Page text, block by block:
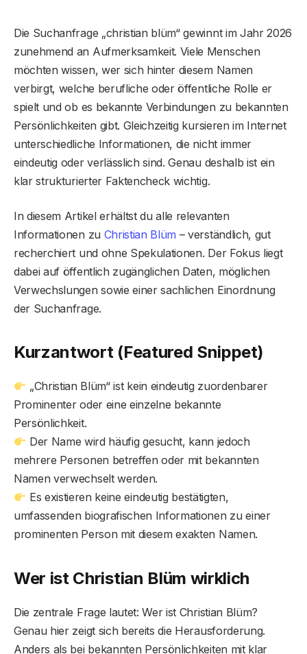
Die Suchanfrage „christian blüm“ gewinnt im Jahr 2026
zunehmend an Aufmerksamkeit. Viele Menschen
möchten wissen, wer sich hinter diesem Namen
verbirgt, welche berufliche oder öffentliche Rolle er
spielt und ob es bekannte Verbindungen zu bekannten
Persönlichkeiten gibt. Gleichzeitig kursieren im Internet
unterschiedliche Informationen, die nicht immer
eindeutig oder verlässlich sind. Genau deshalb ist ein
klar strukturierter Faktencheck wichtig.
In diesem Artikel erhältst du alle relevanten
Informationen zu Christian Blüm – verständlich, gut
recherchiert und ohne Spekulationen. Der Fokus liegt
dabei auf öffentlich zugänglichen Daten, möglichen
Verwechslungen sowie einer sachlichen Einordnung
der Suchanfrage.
Kurzantwort (Featured Snippet)
„Christian Blüm“ ist kein eindeutig zuordenbarer
Prominenter oder eine einzelne bekannte
Persönlichkeit.
Der Name wird häufig gesucht, kann jedoch
mehrere Personen betreffen oder mit bekannten
Namen verwechselt werden.
Es existieren keine eindeutig bestätigten,
umfassenden biografischen Informationen zu einer
prominenten Person mit diesem exakten Namen.
Wer ist Christian Blüm wirklich
Die zentrale Frage lautet: Wer ist Christian Blüm?
Genau hier zeigt sich bereits die Herausforderung.
Anders als bei bekannten Persönlichkeiten mit klar